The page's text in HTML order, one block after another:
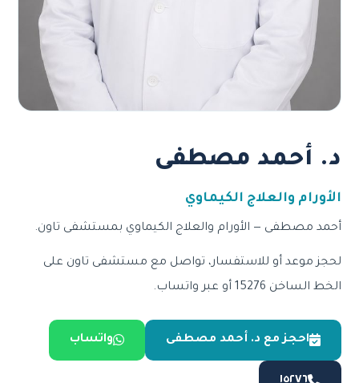
د. أحمد مصطفى
الأورام والعلاج الكيماوي
أحمد مصطفى — الأورام والعلاج الكيماوي بمستشفى تاون.
لحجز موعد أو للاستفسار، تواصل مع مستشفى تاون على
الخط الساخن 15276 أو عبر واتساب.
احجز مع د. أحمد مصطفى واتساب
١٥٢٧٦